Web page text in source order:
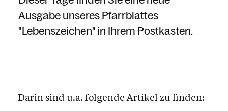
Ausgabe unseres Pfarrblattes
"Lebenszeichen" in Ihrem Postkasten.
Darin sind u.a. folgende Artikel zu finden: